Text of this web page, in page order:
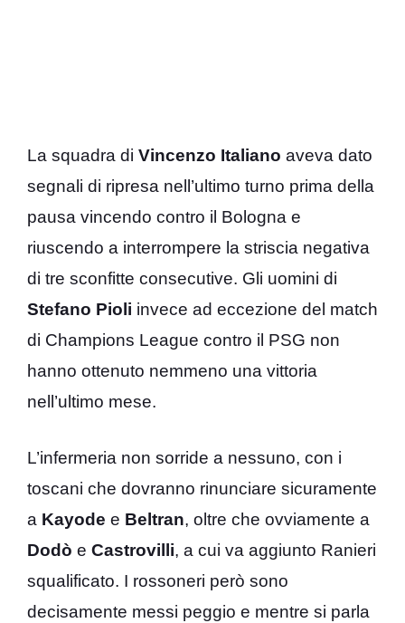
La squadra di Vincenzo Italiano aveva dato
segnali di ripresa nell’ultimo turno prima della
pausa vincendo contro il Bologna e
riuscendo a interrompere la striscia negativa
di tre sconfitte consecutive. Gli uomini di
Stefano Pioli invece ad eccezione del match
di Champions League contro il PSG non
hanno ottenuto nemmeno una vittoria
nell’ultimo mese.
L’infermeria non sorride a nessuno, con i
toscani che dovranno rinunciare sicuramente
a Kayode e Beltran, oltre che ovviamente a
Dodò e Castrovilli, a cui va aggiunto Ranieri
squalificato. I rossoneri però sono
decisamente messi peggio e mentre si parla